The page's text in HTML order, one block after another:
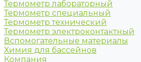
Термометр лабораторный
Термометр специальный
Термометр технический
Термометр электроконтактный
Вспомогательные материалы
Химия для бассейнов
Компания